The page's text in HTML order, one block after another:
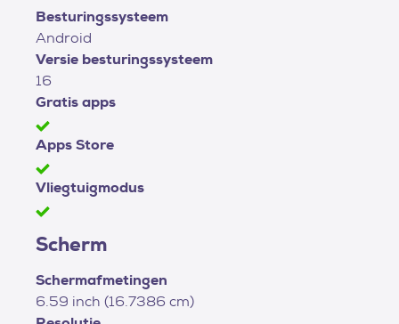
Besturingssysteem
Android
Versie besturingssysteem
16
Gratis apps
Apps Store
Vliegtuigmodus
Scherm
Schermafmetingen
6.59 inch (16.7386 cm)